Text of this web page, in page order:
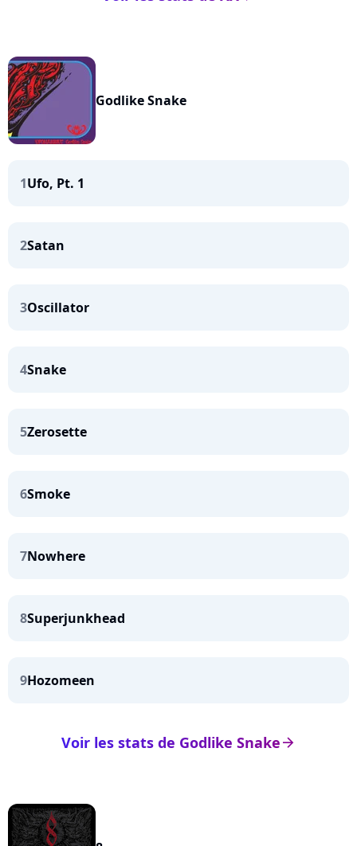
Godlike Snake
1Ufo, Pt. 1
2Satan
3Oscillator
4Snake
5Zerosette
6Smoke
7Nowhere
8Superjunkhead
9Hozomeen
arrow_right
Voir les stats de Godlike Snake